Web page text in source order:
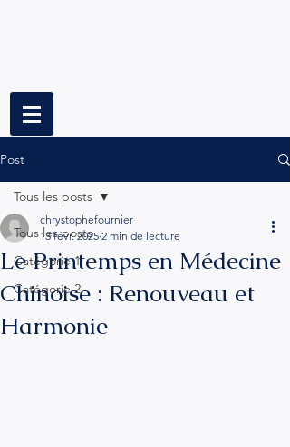
Post
Tous les posts
Catégorie 1
Catégorie 2
Tous les posts
Le Printemps en Médecine
Chinoise : Renouveau et
Harmonie
chrystophefournier
13 févr. 2025 2 min de lecture